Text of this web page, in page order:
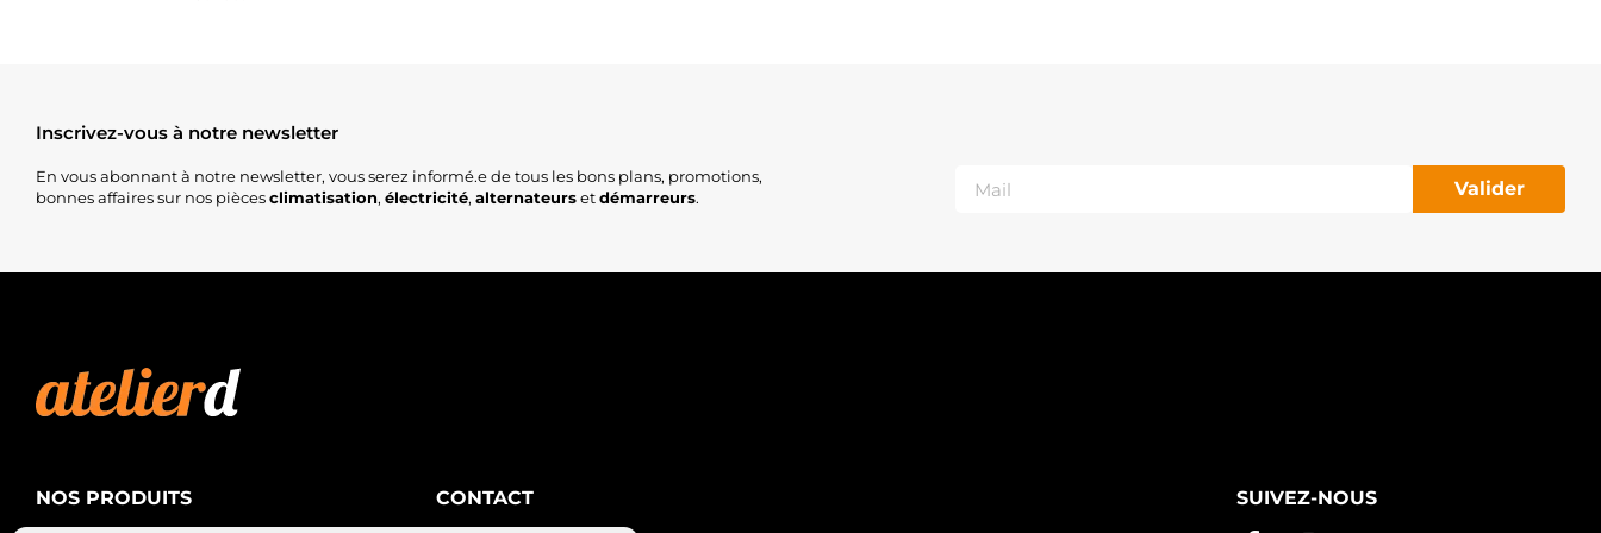
Inscrivez-vous à notre newsletter
En vous abonnant à notre newsletter, vous serez informé.e de tous les bons plans, promotions,
bonnes affaires sur nos piècesclimatisation, électricité, alternateursetdémarreurs. Valider
NOS PRODUITS CONTACT SUIVEZ-NOUS